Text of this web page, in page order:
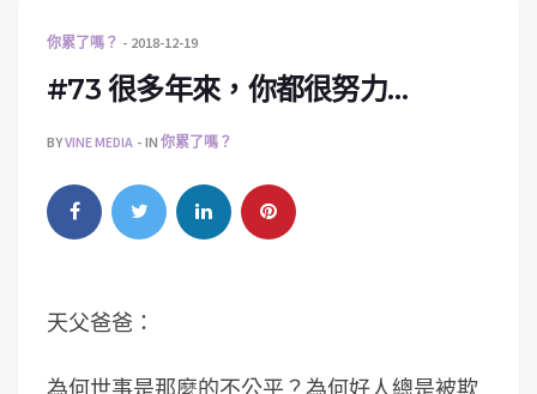
你累了嗎？ 2018-12-19
#73 很多年來，你都很努力…
BYVINE MEDIA IN 你累了嗎？
天父爸爸：